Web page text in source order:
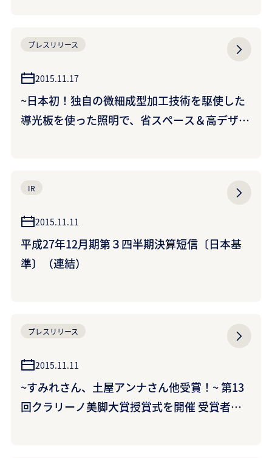
プレスリリース
2015.11.17
~日本初！独自の微細成型加工技術を駆使した
導光板を使った照明で、省スペース＆高デザイ
IR
2015.11.11
平成27年12月期第３四半期決算短信〔日本基
準〕（連結）
プレスリリース
2015.11.11
~すみれさん、土屋アンナさん他受賞！~ 第13
回クラリーノ美脚大賞授賞式を開催 受賞者プ